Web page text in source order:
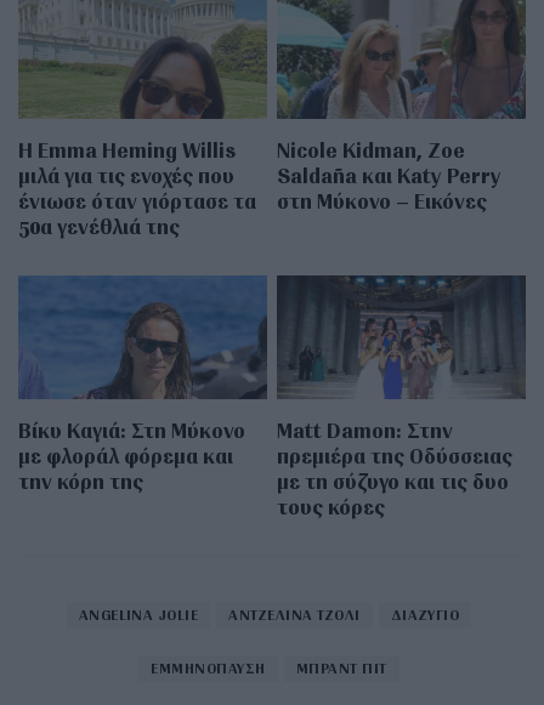
H Emma Heming Willis
μιλά για τις ενοχές που
ένιωσε όταν γιόρτασε τα
50α γενέθλιά της
Nicole Kidman, Zoe
Saldaña και Katy Perry
στη Μύκονο – Εικόνες
Βίκυ Καγιά: Στη Μύκονο
με φλοράλ φόρεμα και
την κόρη της
Matt Damon: Στην
πρεμιέρα της Οδύσσειας
με τη σύζυγο και τις δυο
τους κόρες
ANGELINA JOLIE ΑΝΤΖΕΛΙΝΑ ΤΖΟΛΙ ΔΙΑΖΥΓΙΟ
ΕΜΜΗΝΟΠΑΥΣΗ ΜΠΡΑΝΤ ΠΙΤ